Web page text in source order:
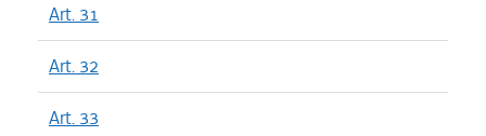
Art. 31
Art. 32
Art. 33